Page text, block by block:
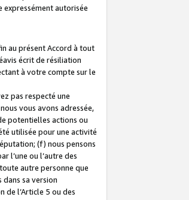
expressément autorisée
au présent Accord à tout
écrit de résiliation
à votre compte sur le
pas respecté une
vous avons adressée,
potentielles actions ou
utilisée pour une activité
(f) nous pensons
l’une ou l’autre des
autre personne que
sa version
de l’Article 5 ou des